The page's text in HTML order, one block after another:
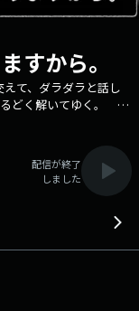
すから。
て、ダラダラと話し
どく解いてゆく。 聴
見できる番組です。
ぐおわ推しーえむ
セージは、
サイト：
」 Xアカウントは
配信が終了
しました